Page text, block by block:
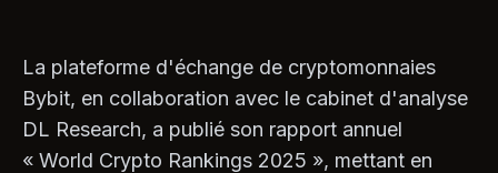
La plateforme d'échange de cryptomonnaies
Bybit, en collaboration avec le cabinet d'analyse
DL Research, a publié son rapport annuel
« World Crypto Rankings 2025 », mettant en